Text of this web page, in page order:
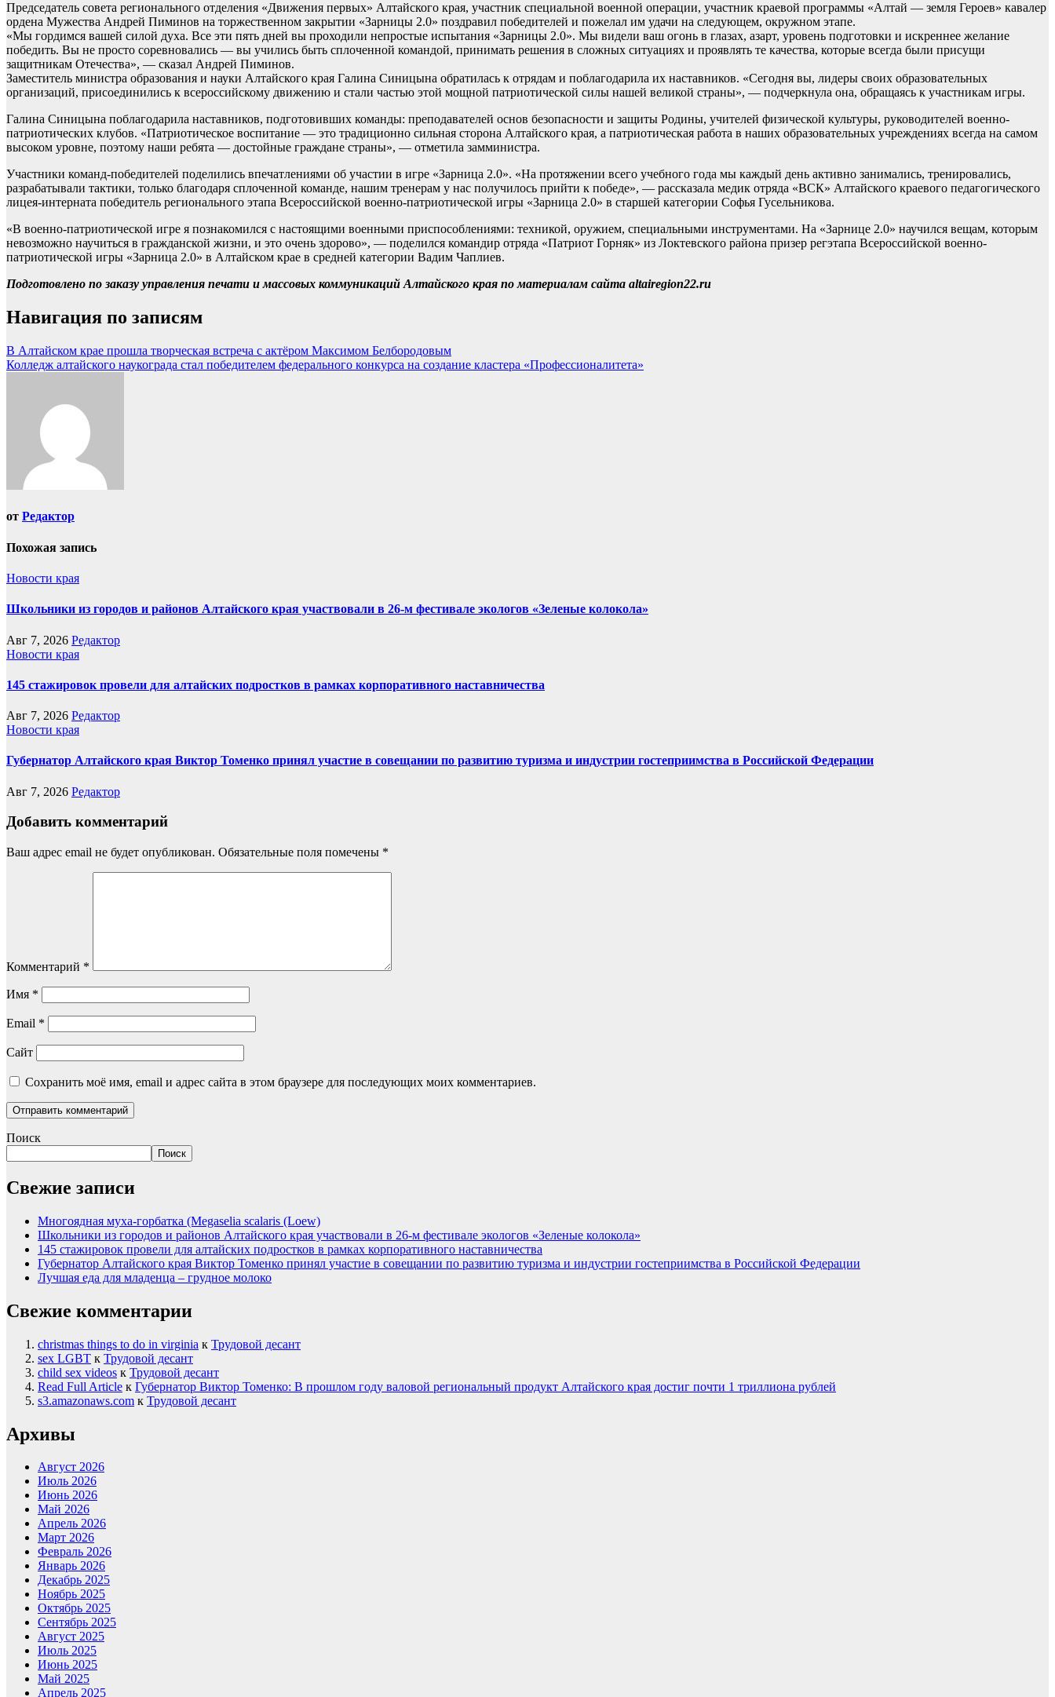
Председатель совета регионального отделения «Движения первых» Алтайского края, участник специальной военной операции, участник краевой программы «Алтай — земля Героев» кавалер
ордена Мужества Андрей Пиминов на торжественном закрытии «Зарницы 2.0» поздравил победителей и пожелал им удачи на следующем, окружном этапе.
«Мы гордимся вашей силой духа. Все эти пять дней вы проходили непростые испытания «Зарницы 2.0». Мы видели ваш огонь в глазах, азарт, уровень подготовки и искреннее желание
победить. Вы не просто соревновались — вы учились быть сплоченной командой, принимать решения в сложных ситуациях и проявлять те качества, которые всегда были присущи
защитникам Отечества», — сказал Андрей Пиминов.
Заместитель министра образования и науки Алтайского края Галина Синицына обратилась к отрядам и поблагодарила их наставников. «Сегодня вы, лидеры своих образовательных
организаций, присоединились к всероссийскому движению и стали частью этой мощной патриотической силы нашей великой страны», — подчеркнула она, обращаясь к участникам игры.
Галина Синицына поблагодарила наставников, подготовивших команды: преподавателей основ безопасности и защиты Родины, учителей физической культуры, руководителей военно-
патриотических клубов. «Патриотическое воспитание — это традиционно сильная сторона Алтайского края, а патриотическая работа в наших образовательных учреждениях всегда на самом
высоком уровне, поэтому наши ребята — достойные граждане страны», — отметила замминистра.
Участники команд-победителей поделились впечатлениями об участии в игре «Зарница 2.0». «На протяжении всего учебного года мы каждый день активно занимались, тренировались,
разрабатывали тактики, только благодаря сплоченной команде, нашим тренерам у нас получилось прийти к победе», — рассказала медик отряда «ВСК» Алтайского краевого педагогического
лицея-интерната победитель регионального этапа Всероссийской военно-патриотической игры «Зарница 2.0» в старшей категории Софья Гусельникова.
«В военно-патриотической игре я познакомился с настоящими военными приспособлениями: техникой, оружием, специальными инструментами. На «Зарнице 2.0» научился вещам, которым
невозможно научиться в гражданской жизни, и это очень здорово», — поделился командир отряда «Патриот Горняк» из Локтевского района призер регэтапа Всероссийской военно-
патриотической игры «Зарница 2.0» в Алтайском крае в средней категории Вадим Чаплиев.
Подготовлено по заказу управления печати и массовых коммуникаций Алтайского края по материалам сайта altairegion22.ru
Навигация по записям
В Алтайском крае прошла творческая встреча с актёром Максимом Белбородовым
Колледж алтайского наукограда стал победителем федерального конкурса на создание кластера «Профессионалитета»
от Редактор
Похожая запись
Новости края
Школьники из городов и районов Алтайского края участвовали в 26-м фестивале экологов «Зеленые колокола»
Авг 7, 2026 Редактор
Новости края
145 стажировок провели для алтайских подростков в рамках корпоративного наставничества
Авг 7, 2026 Редактор
Новости края
Губернатор Алтайского края Виктор Томенко принял участие в совещании по развитию туризма и индустрии гостеприимства в Российской Федерации
Авг 7, 2026 Редактор
Добавить комментарий
Ваш адрес email не будет опубликован. Обязательные поля помечены *
Комментарий *
Имя *
Email *
Сайт
Сохранить моё имя, email и адрес сайта в этом браузере для последующих моих комментариев.
Поиск
Поиск
Свежие записи
Многоядная муха-горбатка (Megaselia scalaris (Loew)
Школьники из городов и районов Алтайского края участвовали в 26-м фестивале экологов «Зеленые колокола»
145 стажировок провели для алтайских подростков в рамках корпоративного наставничества
Губернатор Алтайского края Виктор Томенко принял участие в совещании по развитию туризма и индустрии гостеприимства в Российской Федерации
Лучшая еда для младенца – грудное молоко
Свежие комментарии
christmas things to do in virginia к Трудовой десант
sex LGBT к Трудовой десант
child sex videos к Трудовой десант
Read Full Article к Губернатор Виктор Томенко: В прошлом году валовой региональный продукт Алтайского края достиг почти 1 триллиона рублей
s3.amazonaws.com к Трудовой десант
Архивы
Август 2026
Июль 2026
Июнь 2026
Май 2026
Апрель 2026
Март 2026
Февраль 2026
Январь 2026
Декабрь 2025
Ноябрь 2025
Октябрь 2025
Сентябрь 2025
Август 2025
Июль 2025
Июнь 2025
Май 2025
Апрель 2025